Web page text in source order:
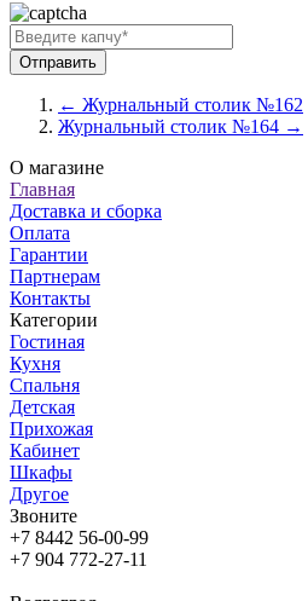
← Журнальный столик №162
Журнальный столик №164 →
О магазине
Главная
Доставка и сборка
Оплата
Гарантии
Партнерам
Контакты
Категории
Гостиная
Кухня
Спальня
Детская
Прихожая
Кабинет
Шкафы
Другое
Звоните
+7 8442 56-00-99
+7 904 772-27-11